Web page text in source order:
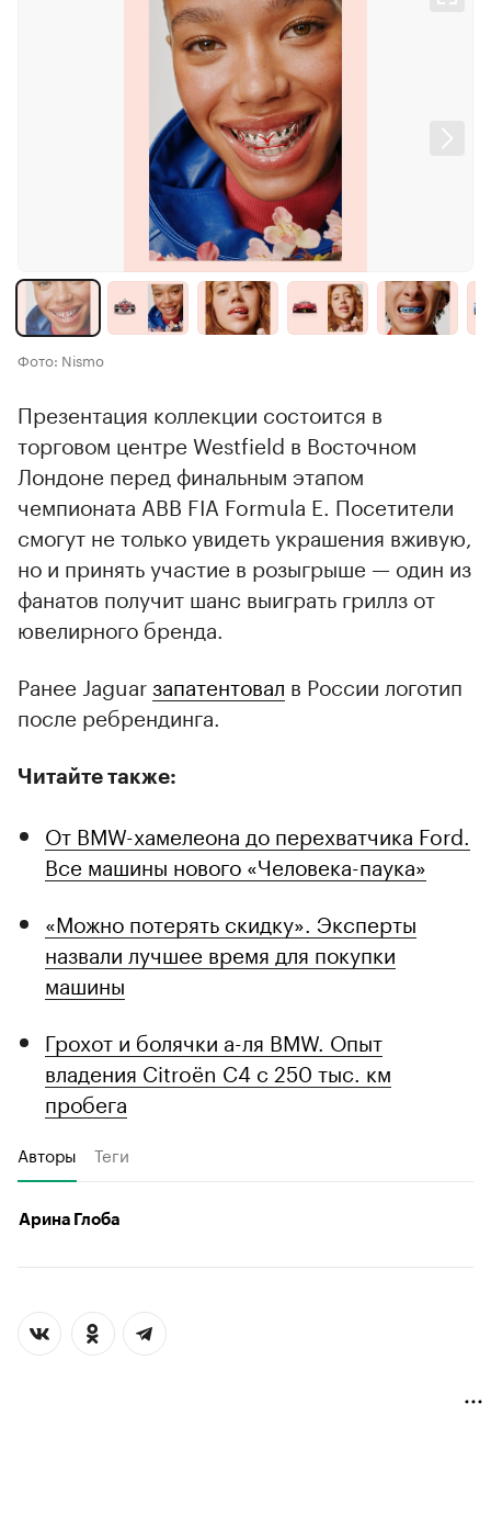
Фото: Nismo
Презентация коллекции состоится в
торговом центре Westfield в Восточном
Лондоне перед финальным этапом
чемпионата ABB FIA Formula E. Посетители
смогут не только увидеть украшения вживую,
но и принять участие в розыгрыше — один из
фанатов получит шанс выиграть гриллз от
ювелирного бренда.
Ранее Jaguarзапатентовал в России логотип
после ребрендинга.
Читайте также:
От BMW-хамелеона до перехватчика Ford.
Все машины нового «Человека-паука»
«Можно потерять скидку». Эксперты
назвали лучшее время для покупки
машины
Грохот и болячки а-ля BMW. Опыт
владения Citroёn C4 с 250 тыс. км
пробега
Авторы Теги
Арина Глоба